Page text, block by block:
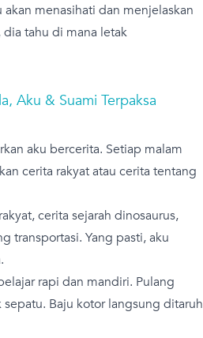
menasihati dan menjelaskan
dia tahu di mana letak
Aku & Suami Terpaksa
aku bercerita. Setiap malam
cerita rakyat atau cerita tentang
cerita sejarah dinosaurus,
transportasi. Yang pasti, aku
rapi dan mandiri. Pulang
Baju kotor langsung ditaruh